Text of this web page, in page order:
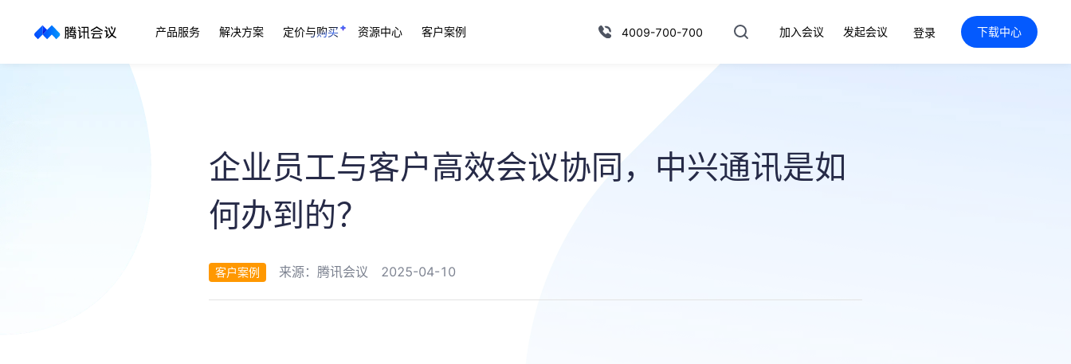
产品服务 解决方案 定价与购买 资源中心 客户案例 4009-700-700 加入会议 发起会议 登录 下载中心
企业员工与客户高效会议协同，中兴通讯是如
何办到的？
客户案例 来源： 腾讯会议 2025-04-10